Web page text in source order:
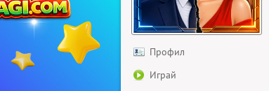
Профил
Играй